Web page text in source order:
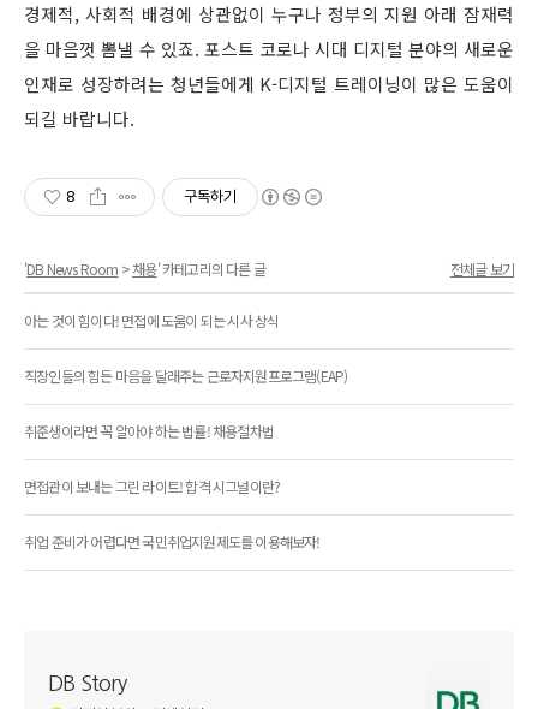
경제적, 사회적 배경에 상관없이 누구나 정부의 지원 아래 잠재력
을 마음껏 뽐낼 수 있죠. 포스트 코로나 시대 디지털 분야의 새로운
인재로 성장하려는 청년들에게 K-디지털 트레이닝이 많은 도움이
되길 바랍니다.
8 구독하기
'DB News Room >채용' 카테고리의 다른 글
아는 것이 힘이다! 면접에 도움이 되는 시사 상식
직장인들의 힘든 마음을 달래주는 근로자지원프로그램(EAP)
취준생이라면 꼭 알아야 하는 법률! 채용절차법
면접관이 보내는 그린 라이트! 합격 시그널이란?
취업 준비가 어렵다면 국민취업지원제도를 이용해보자!
전체글 보기
DB Story